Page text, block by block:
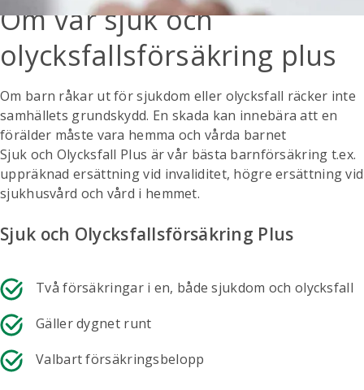
Om vår sjuk och
olycksfallsförsäkring plus
Om barn råkar ut för sjukdom eller olycksfall räcker inte
samhällets grundskydd. En skada kan innebära att en
förälder måste vara hemma och vårda barnet
Sjuk och Olycksfall Plus är vår bästa barnförsäkring t.ex.
uppräknad ersättning vid invaliditet, högre ersättning vid
sjukhusvård och vård i hemmet.
Sjuk och Olycksfallsförsäkring Plus
Två försäkringar i en, både sjukdom och olycksfall
Gäller dygnet runt
Valbart försäkringsbelopp